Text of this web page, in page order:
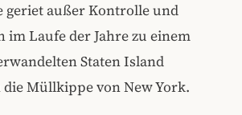
geriet außer Kontrolle und
im Laufe der Jahre zu einem
Staten Island
Müllkippe von New York.